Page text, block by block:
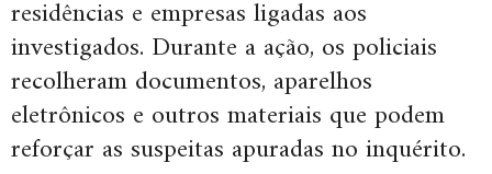
residências e empresas ligadas aos
investigados. Durante a ação, os policiais
recolheram documentos, aparelhos
eletrônicos e outros materiais que podem
reforçar as suspeitas apuradas no inquérito.